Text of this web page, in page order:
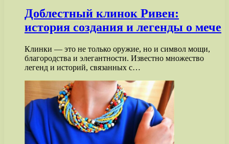
Доблестный клинок Ривен:
история создания и легенды о мече
Клинки — это не только оружие, но и символ мощи,
благородства и элегантности. Известно множество
легенд и историй, связанных с…